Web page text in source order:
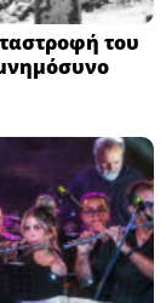
του